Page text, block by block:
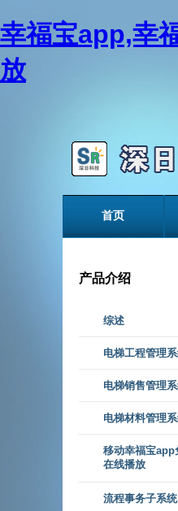
幸福宝app,幸
放
首页
产品介绍
综述
电梯工程管理
电梯销售管理
电梯材料管理
移动幸福宝app
在线播放
流程事务子系统